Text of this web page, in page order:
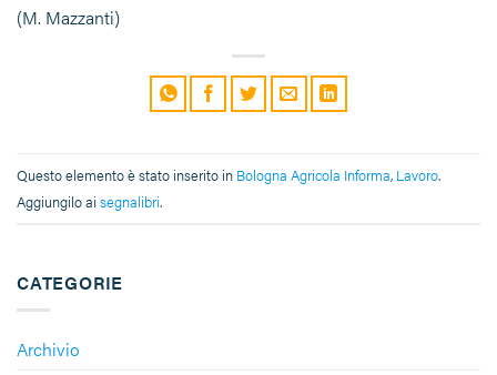
CATEGORIE
Archivio
(M. Mazzanti)
Questo elemento è stato inserito in Bologna Agricola Informa, Lavoro.
Aggiungilo ai segnalibri.